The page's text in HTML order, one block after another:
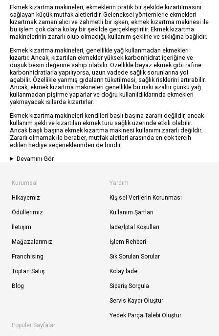
Ekmek kızartma makineleri, ekmeklerin pratik bir şekilde kızartılmasını
sağlayan küçük mutfak aletleridir. Geleneksel yöntemlerle ekmekleri
kızartmak zaman alıcı ve zahmetli bir işken, ekmek kızartma makinesi ile
bu işlem çok daha kolay bir şekilde gerçekleştirilir. Ekmek kızartma
makinelerinin zararlı olup olmadığı, kullanım şekline ve sıklığına bağlıdır.
Ekmek kızartma makineleri, genellikle yağ kullanmadan ekmekleri
kızartır. Ancak, kızartılan ekmekler yüksek karbonhidrat içeriğine ve
düşük besin değerine sahip olabilir. Özellikle beyaz ekmek gibi rafine
karbonhidratlarla yapılıyorsa, uzun vadede sağlık sorunlarına yol
açabilir. Özellikle yanmış gıdaların tüketilmesi, sağlık risklerini artırabilir.
Ancak, ekmek kızartma makineleri genellikle bu riski azaltır çünkü yağ
kullanmadan pişirme yaparlar ve doğru kullanıldıklarında ekmekleri
yakmayacak ısılarda kızartırlar.
Ekmek kızartma makineleri kendileri başlı başına zararlı değildir, ancak
kullanım şekli ve kızartılan ekmek türü sağlık üzerinde etkili olabilir.
Ancak başlı başına ekmek kızartma makinesi kullanımı zararlı değildir.
Zararlı olmamak ile beraber, mutfak aletleri arasında en çok tercih
edilen hediye seçeneklerinden de biridir.
Devamını Gör
Kurumsal
Hikayemiz
Ödüllerimiz
İletişim
Mağazalarımız
Franchising
Toptan Satış
Blog
Yardım
Kişisel Verilerin Korunması
Kullanım Şartları
İade/İptal Koşulları
İşlem Rehberi
Sık Sorulan Sorular
Kolay İade
Sipariş Sorgula
Servis Kaydı Oluştur
Yedek Parça Talebi Oluştur
Popüler Sayfalar